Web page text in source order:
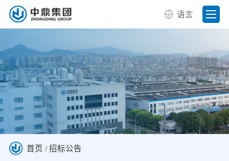
语言
首页 /招标公告